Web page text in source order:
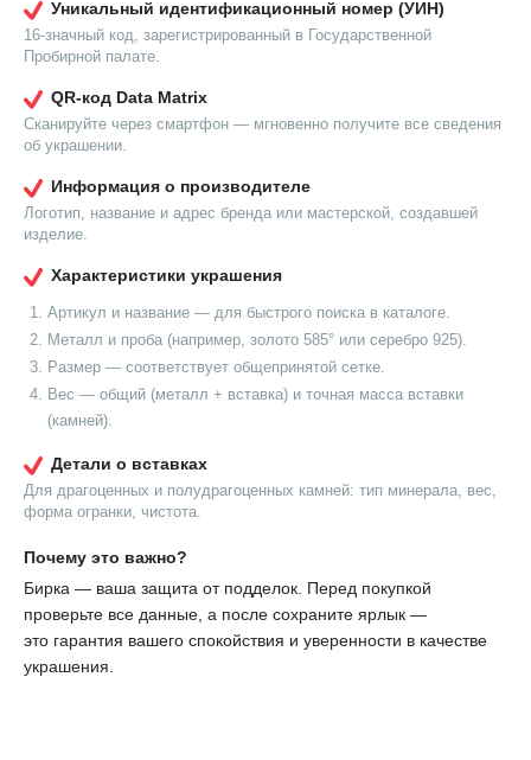
Уникальный идентификационный номер (УИН)
16-значный код, зарегистрированный в Государственной
Пробирной палате.
QR-код Data Matrix
Сканируйте через смартфон — мгновенно получите все сведения
об украшении.
Информация о производителе
Логотип, название и адрес бренда или мастерской, создавшей
изделие.
Характеристики украшения
Артикул и название — для быстрого поиска в каталоге.
Металл и проба (например, золото 585° или серебро 925).
Размер — соответствует общепринятой сетке.
Вес — общий (металл + вставка) и точная масса вставки
(камней).
Детали о вставках
Для драгоценных и полудрагоценных камней: тип минерала, вес,
форма огранки, чистота.
Почему это важно?
Бирка — ваша защита от подделок. Перед покупкой
проверьте все данные, а после сохраните ярлык —
это гарантия вашего спокойствия и уверенности в качестве
украшения.